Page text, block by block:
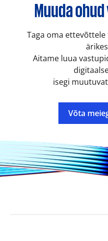
Muuda
Taga oma
Aitame luua
isegi
Võta